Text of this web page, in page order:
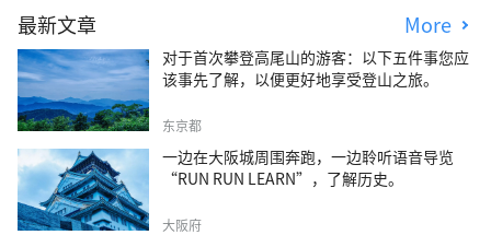
最新文章 More
对于首次攀登高尾山的游客：以下五件事您应
该事先了解，以便更好地享受登山之旅。
东京都
一边在大阪城周围奔跑，一边聆听语音导览
“RUN RUN LEARN”，了解历史。
大阪府